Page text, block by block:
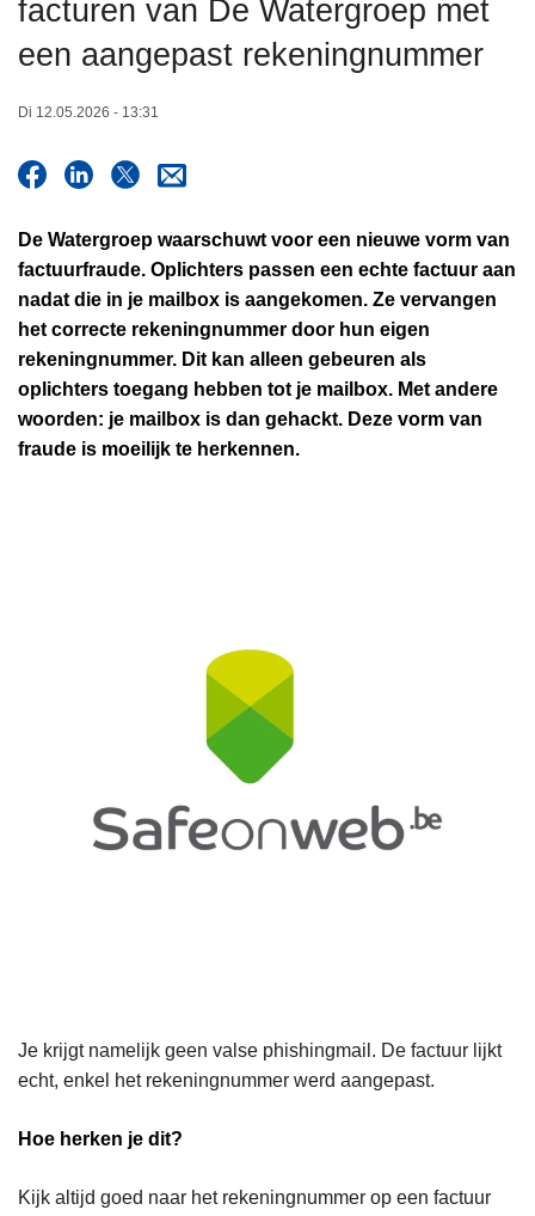
facturen van De Watergroep met
een aangepast rekeningnummer
Di 12.05.2026 - 13:31
De Watergroep waarschuwt voor een nieuwe vorm van
factuurfraude. Oplichters passen een echte factuur aan
nadat die in je mailbox is aangekomen. Ze vervangen
het correcte rekeningnummer door hun eigen
rekeningnummer. Dit kan alleen gebeuren als
oplichters toegang hebben tot je mailbox. Met andere
woorden: je mailbox is dan gehackt. Deze vorm van
fraude is moeilijk te herkennen.
Je krijgt namelijk geen valse phishingmail. De factuur lijkt
echt, enkel het rekeningnummer werd aangepast.
Hoe herken je dit?
Kijk altijd goed naar het rekeningnummer op een factuur